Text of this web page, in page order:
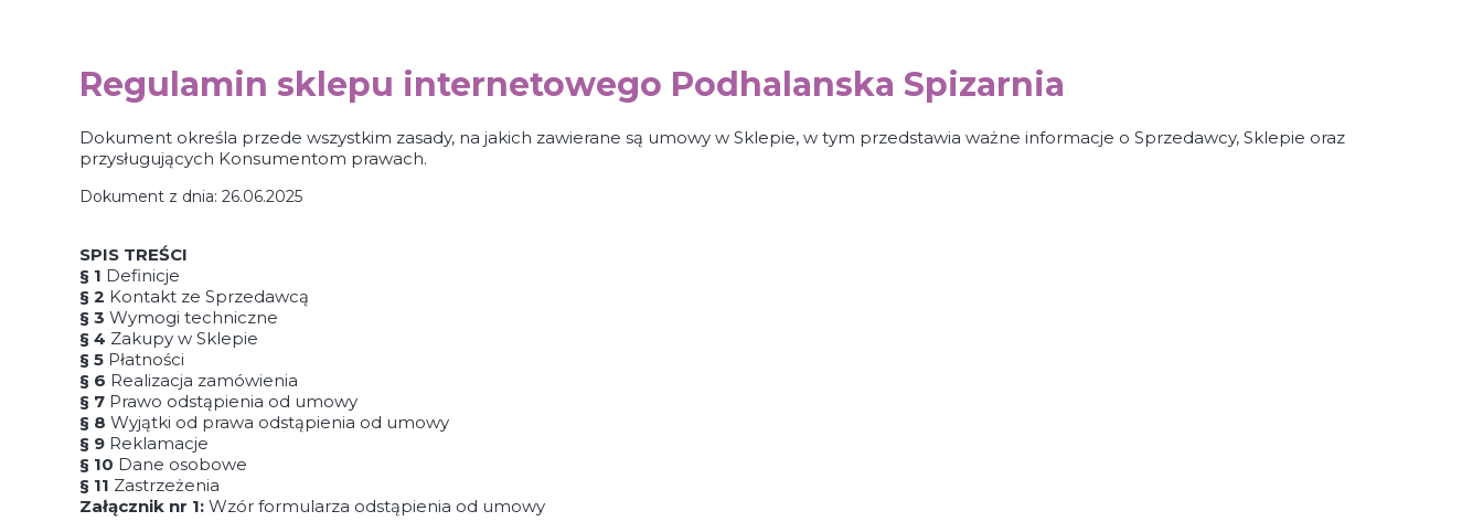
Regulamin sklepu internetowego Podhalanska Spizarnia
Dokument określa przede wszystkim zasady, na jakich zawierane są umowy w Sklepie, w tym przedstawia ważne informacje o Sprzedawcy, Sklepie oraz
przysługujących Konsumentom prawach.
Dokument z dnia: 26.06.2025
SPIS TREŚCI
§ 1 Definicje
§ 2 Kontakt ze Sprzedawcą
§ 3 Wymogi techniczne
§ 4 Zakupy w Sklepie
§ 5 Płatności
§ 6 Realizacja zamówienia
§ 7 Prawo odstąpienia od umowy
§ 8 Wyjątki od prawa odstąpienia od umowy
§ 9 Reklamacje
§ 10 Dane osobowe
§ 11 Zastrzeżenia
Załącznik nr 1: Wzór formularza odstąpienia od umowy